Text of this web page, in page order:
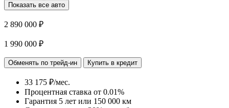
Показать все авто
2 890 000 ₽
1 990 000 ₽
Обменять по трейд-ин Купить в кредит
33 175 ₽/мес.
Процентная ставка от 0.01%
Гарантия 5 лет или 150 000 км